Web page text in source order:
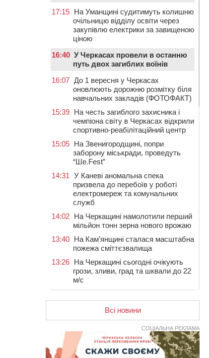
17:15 На Уманщині судитимуть колишню
очільницю відділу освіти через
закупівлю електрики за завищеною
ціною
16:40 У Черкасах провели в останню
путь двох загиблих воїнів
16:07 До 1 вересня у Черкасах
оновлюють дорожню розмітку біля
навчальних закладів (ФОТОФАКТ)
15:39 На честь загиблого захисника і
чемпіона світу в Черкасах відкрили
спортивно-реабілітаційний центр
15:05 На Звенигородщині, попри
заборону міськради, проведуть
“Ше.Fest”
14:31 У Каневі аномальна спека
призвела до перебоїв у роботі
електромереж та комунальних
служб
14:02 На Черкащині намолотили перший
мільйон тонн зерна нового врожаю
13:40 На Кам’янщині сталася масштабна
пожежа сміттєзвалища
13:26 На Черкащині сьогодні очікують
грози, зливи, град та шквали до 22
м/с
12:15 У центрі Черкас не поділили
дорогу водії двох ВАЗів
11:29
У Черкасах до середини серпня
Всі новини
СОЦІАЛЬНА РЕКЛАМА